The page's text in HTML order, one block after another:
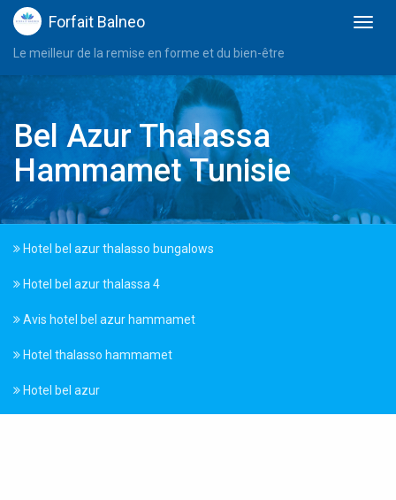
Forfait Balneo
Le meilleur de la remise en forme et du bien-être
Bel Azur Thalassa
Hammamet Tunisie
Hotel bel azur thalasso bungalows
Hotel bel azur thalassa 4
Avis hotel bel azur hammamet
Hotel thalasso hammamet
Hotel bel azur